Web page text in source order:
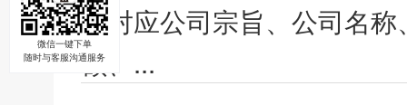
别对应公司宗旨、公司名
额、...
微信一键下单
随时与客服沟通服务